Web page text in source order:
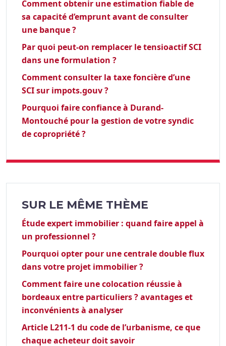
Comment obtenir une estimation fiable de
sa capacité d’emprunt avant de consulter
une banque ?
Par quoi peut-on remplacer le tensioactif SCI
dans une formulation ?
Comment consulter la taxe foncière d’une
SCI sur impots.gouv ?
Pourquoi faire confiance à Durand-
Montouché pour la gestion de votre syndic
de copropriété ?
SUR LE MÊME THÈME
Étude expert immobilier : quand faire appel à
un professionnel ?
Pourquoi opter pour une centrale double flux
dans votre projet immobilier ?
Comment faire une colocation réussie à
bordeaux entre particuliers ? avantages et
inconvénients à analyser
Article L211-1 du code de l’urbanisme, ce que
chaque acheteur doit savoir